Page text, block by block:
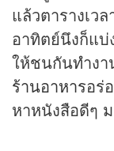
แล้วตารางเว
อาทิตย์นึงก็แบ่
ให้ชนกันทำงา
ร้านอาหารอร่
หาหนังสือดีๆ